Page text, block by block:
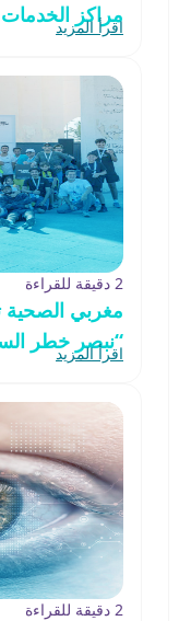
مراكز
اقرأ المزيد
2 دقيقة للقراءة
مغربي
“نبصر خطر
اقرأ المزيد
2 دقيقة للقراءة